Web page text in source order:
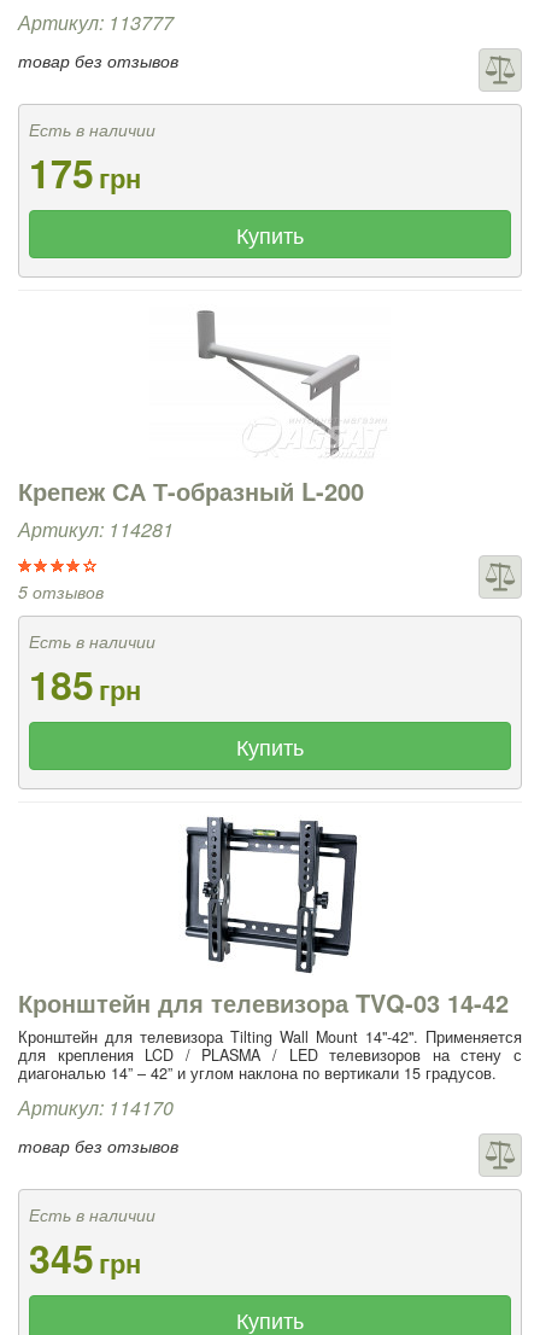
Артикул: 113777
товар без отзывов
Есть в наличии
175грн
Купить
Крепеж СА Т-образный L-200
Артикул: 114281
5 отзывов
Есть в наличии
185грн
Купить
Кронштейн для телевизора TVQ-03 14-42
Кронштейн для телевизора Tilting Wall Mount 14"-42". Применяется
для крепления LCD / PLASMA / LED телевизоров на стену с
диагональю 14” – 42” и углом наклона по вертикали 15 градусов.
Артикул: 114170
товар без отзывов
Есть в наличии
345грн
Купить